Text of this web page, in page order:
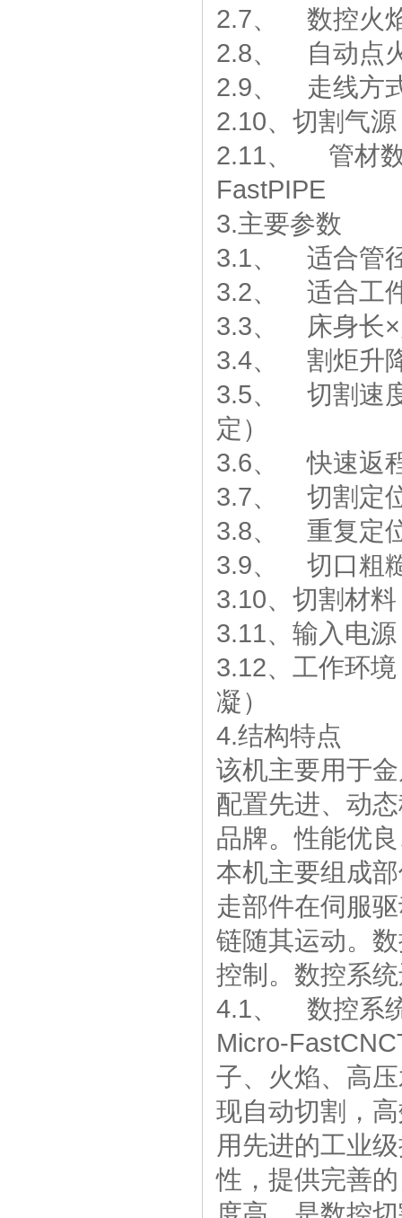
2.7、 数控火
2.8、 自动点
2.9、 走线方
2.10、切割气
2.11、 管材
FastPIPE
3.主要参数
3.1、 适合
3.2、 适合工
3.3、 床身长×
3.4、 割炬升
3.5、 切割速
定）
3.6、 快速返
3.7、 切割定
3.8、 重复定
3.9、 切口粗
3.10、切割
3.11、输入电
3.12、工作
凝）
4.结构特点
该机主要用于
配置先进、动
品牌。性能优
本机主要组成
走部件在伺服
链随其运动。
控制。数控系
4.1、 数控系
Micro-
子、火焰、高
现自动切割，
用先进的工业
性，提供完善